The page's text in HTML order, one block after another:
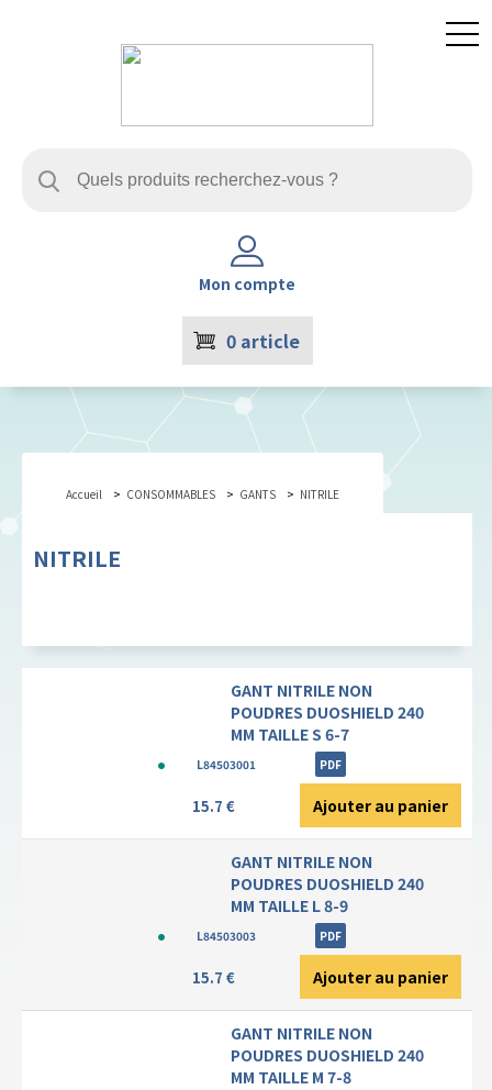
Mon compte
0 article
Accueil CONSOMMABLES GANTS NITRILE
NITRILE
GANT NITRILE NON
POUDRES DUOSHIELD 240
MM TAILLE S 6-7
L84503001 PDF
15.7 € Ajouter au panier
GANT NITRILE NON
POUDRES DUOSHIELD 240
MM TAILLE L 8-9
L84503003 PDF
15.7 € Ajouter au panier
GANT NITRILE NON
POUDRES DUOSHIELD 240
MM TAILLE M 7-8